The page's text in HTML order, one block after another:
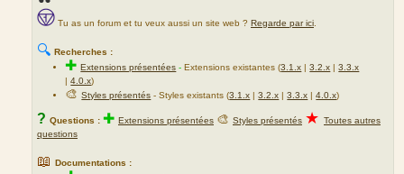
Tu as un forum et tu veux aussi un site web ? Regarde par ici.
🔍 Recherches :
✚Extensions présentées -Extensions existantes (3.1.x |3.2.x |3.3.x
|4.0.x)
🎨Styles présentés - Styles existants (3.1.x |3.2.x |3.3.x |4.0.x)
? Questions : ✚ Extensions présentées 🎨 Styles présentés ★ Toutes autres
questions
📖 Documentations :